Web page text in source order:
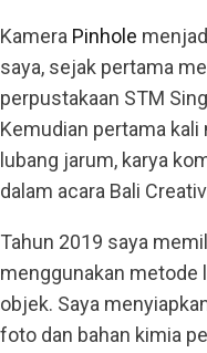
Kamera Pinhole
saya, sejak pertama
perpustakaan STM
Kemudian pertama
lubang jarum, karya
dalam acara Bali
Tahun 2019 saya
menggunakan metode
objek. Saya
foto dan bahan kimia